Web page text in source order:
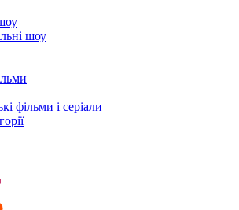
шоу
фільми і серіали